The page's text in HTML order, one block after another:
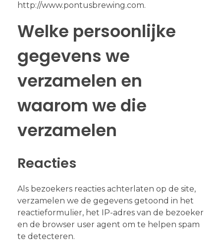
http://www.pontusbrewing.com.
Welke persoonlijke
gegevens we
verzamelen en
waarom we die
verzamelen
Reacties
Als bezoekers reacties achterlaten op de site,
verzamelen we de gegevens getoond in het
reactieformulier, het IP-adres van de bezoeker
en de browser user agent om te helpen spam
te detecteren.